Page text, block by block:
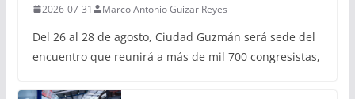
2026-07-31 Marco Antonio Guizar Reyes
Del 26 al 28 de agosto, Ciudad Guzmán será sede del
encuentro que reunirá a más de mil 700 congresistas,